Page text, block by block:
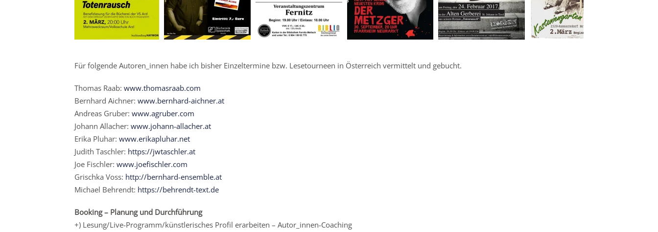
Für folgende Autoren_innen habe ich bisher Einzeltermine bzw. Lesetourneen in Österreich vermittelt und gebucht.
Thomas Raab: www.thomasraab.com
Bernhard Aichner: www.bernhard-aichner.at
Andreas Gruber: www.agruber.com
Johann Allacher: www.johann-allacher.at
Erika Pluhar: www.erikapluhar.net
Judith Taschler: https://jwtaschler.at
Joe Fischler: www.joefischler.com
Grischka Voss: http://bernhard-ensemble.at
Michael Behrendt: https://behrendt-text.de
Booking – Planung und Durchführung
+) Lesung/Live-Programm/künstlerisches Profil erarbeiten – Autor_innen-Coaching